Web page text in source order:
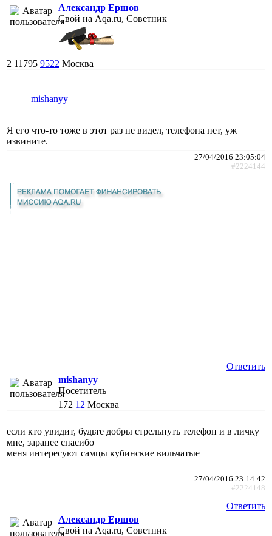
Александр Ершов
Свой на Aqa.ru, Советник
2 11795 9522 Москва
mishanyy
Я его что-то тоже в этот раз не видел, телефона нет, уж
извините.
27/04/2016 23:05:04
#2224144
Ответить
mishanyy
Посетитель
172 12 Москва
если кто увидит, будьте добры стрельнуть телефон и в личку
мне, заранее спасибо
меня интересуют самцы кубинские вильчатые
27/04/2016 23:14:42
#2224148
Ответить
Александр Ершов
Свой на Aqa.ru, Советник